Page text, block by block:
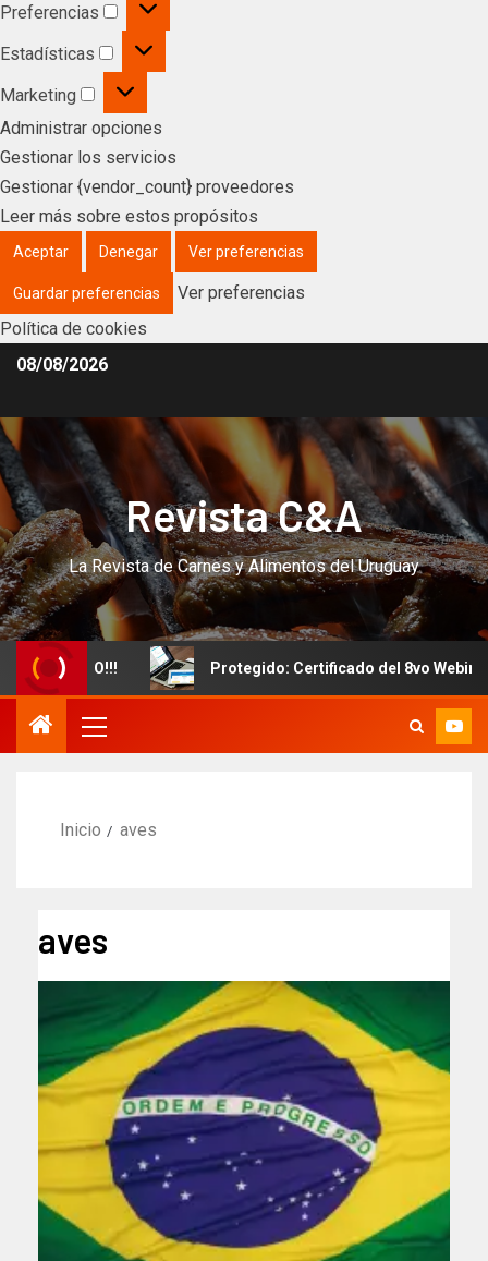
Preferencias
Estadísticas
Marketing
Administrar opciones
Gestionar los servicios
Gestionar {vendor_count} proveedores
Leer más sobre estos propósitos
Aceptar Denegar Ver preferencias
Guardar preferencias
Ver preferencias
Política de cookies
08/08/2026
Revista C&A
La Revista de Carnes y Alimentos del Uruguay
Protegido: Certificado del 8vo Webinar
Inicio aves
aves